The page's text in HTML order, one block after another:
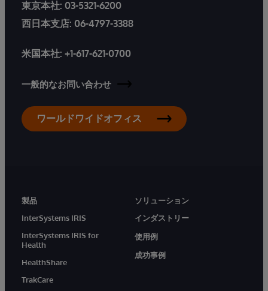
東京本社: 03-5321-6200
西日本支店: 06-4797-3388
米国本社: +1-617-621-0700
一般的なお問い合わせ
ワールドワイドオフィス
製品
InterSystems IRIS
InterSystems IRIS for
Health
HealthShare
TrakCare
ソリューション
インダストリー
使用例
成功事例